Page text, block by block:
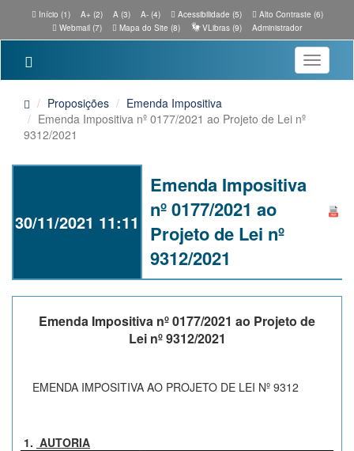
Início (1) A+ (2) A (3) A- (4) Acessibilidade (5)
Alto Contraste (6)
Webmail (7)
Mapa do Site (8) VLibras (9) Administrador
Toggle
Proposições
Emenda Impositiva
Emenda Impositiva nº 0177/2021 ao Projeto de Lei nº
9312/2021
30/11/2021 11:11
Emenda Impositiva
nº 0177/2021 ao
Projeto de Lei nº
9312/2021
Emenda Impositiva nº 0177/2021 ao Projeto de
Lei nº 9312/2021
EMENDA IMPOSITIVA AO PROJETO DE LEI Nº 9312
1. AUTORIA